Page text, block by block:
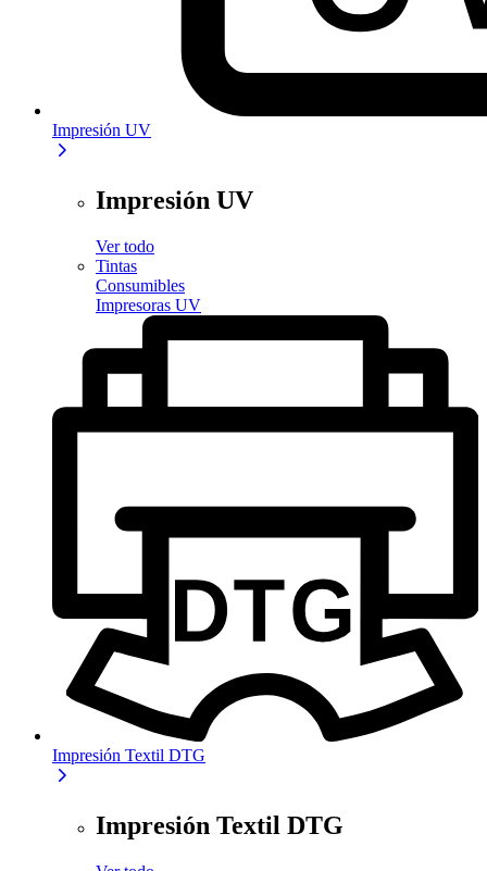
Impresión UV
Impresión UV
Ver todo
Tintas
Consumibles
Impresoras UV
Impresión Textil DTG
Impresión Textil DTG